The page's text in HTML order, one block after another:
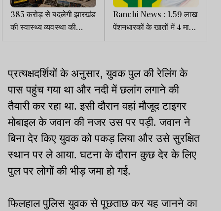
385 करोड़ से बदलेगी झारखंड
की स्वास्थ्य व्यवस्था की
तस्वीर, बनेंगे नए क्रिटिकल
Ranchi News : 1.59 लाख
पेंशनधारकों के खातों में 4 माह
के 63.74 करोड़ ट्रांसफर
प्रत्यक्षदर्शियों के अनुसार, युवक पुल की रेलिंग के
पास पहुंच गया था और नदी में छलांग लगाने की
तैयारी कर रहा था. इसी दौरान वहां मौजूद टाइगर
मोबाइल के जवान की नजर उस पर पड़ी. जवान ने
बिना देर किए युवक को पकड़ लिया और उसे सुरक्षित
स्थान पर ले आया. घटना के दौरान कुछ देर के लिए
पुल पर लोगों की भीड़ जमा हो गई.
फिलहाल पुलिस युवक से पूछताछ कर यह जानने का